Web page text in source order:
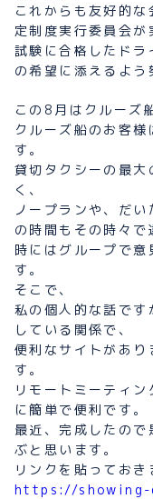
これからも友好的
定制度実行委員会
試験に合格したド
の希望に添えるよう
この8月はクルーズ
クルーズ船のお客
す。
貸切タクシーの最
く、
ノープランや、だ
の時間もその時々で
時にはグループで
す。
そこで、
私の個人的な話です
している関係で、
便利なサイトがあり
す。
リモートミーティ
に簡単で便利です。
最近、完成したの
ぶと思います。
リンクを貼っておき
https://showing-